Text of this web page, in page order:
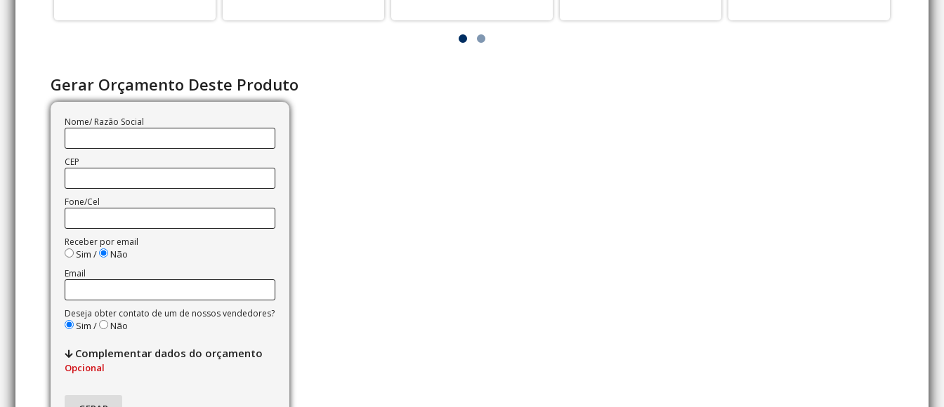
Gerar Orçamento Deste Produto
Nome/ Razão Social
CEP
Fone/Cel
Receber por email
Sim / Não
Email
Deseja obter contato de um de nossos vendedores?
Sim / Não
Complementar dados do orçamento
Opcional